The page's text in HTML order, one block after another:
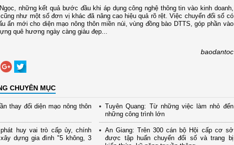
những kết quả bước đầu khi áp dụng công nghệ thông tin vào kinh doanh,
như một số đơn vị khác đã nâng cao hiệu quả rõ rệt. Việc chuyển đổi số có
ấn mới cho diện mạo nông thôn miền núi, vùng đồng bào DTTS, góp phần vào
quê hương ngày càng giàu đẹp...
baodantoc
CHUYÊN MỤC
thay đổi diện mạo nông thôn
phát huy vai trò cấp ủy, chính
dựng gia đình "5 không, 3
Tuyên Quang: Từ những việc làm nhỏ đến
những công trình lớn
An Giang: Trên 300 cán bộ Hội cấp cơ sở
được tập huấn chuyển đổi số và trang bị